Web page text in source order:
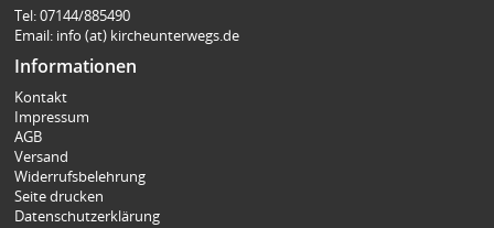
Tel: 07144/885490
Email: info (at) kircheunterwegs.de
Informationen
Kontakt
Impressum
AGB
Versand
Widerrufsbelehrung
Seite drucken
Datenschutzerklärung